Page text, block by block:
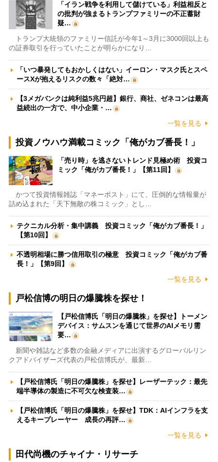
「イラン戦争を利用して儲けている」利益相反と
の批判が強まるトランプファミリーの不正蓄財
疑…
トランプ大統領のファミリー信託が今年1～3月に3000回以上も
の証券取引を行っていたことが明らかになり…
「いつ暴発してもおかしくはない」イーロン・マスク氏とスペ
ースXが抱えるリスクの数々「絶対…
【3メガバンクは純利益5兆円超】銀行、商社、ゼネコンは最高
益続出の一方で、中小企業・…
一覧を見る
投資ノウハウ満載コミック「俺がカブ番長！」
「売り時」を逃さないトレンド見極め術 投資コ
ミック「俺がカブ番長！」【第11回】
かつて投資情報雑誌「マネーポスト」にて、圧倒的な情報量が
詰め込まれた「天下無敵の株コミック」とし…
テクニカル分析・集中講義 投資コミック「俺がカブ番長！」
【第10回】
不透明相場に勝つ信用取引の極意 投資コミック「俺がカブ番
長！」【第9回】
一覧を見る
戸松信博の明日の爆騰株を探せ！
【戸松信博氏「明日の爆騰株」を探せ】トーメン
デバイス：サムスンを通じて世界のAIメモリ需
要…
新聞や雑誌など多数の金融メディアに出演するグローバルリン
クアドバイザーズ代表の戸松信博氏が、最新…
【戸松信博氏「明日の爆騰株」を探せ】レーザーテック：最先
端半導体の製造に不可欠な検査装…
【戸松信博氏「明日の爆騰株」を探せ】TDK：AIインフラを支
えるキープレーヤー 成長の再評…
一覧を見る
田代尚機のチャイナ・リサーチ